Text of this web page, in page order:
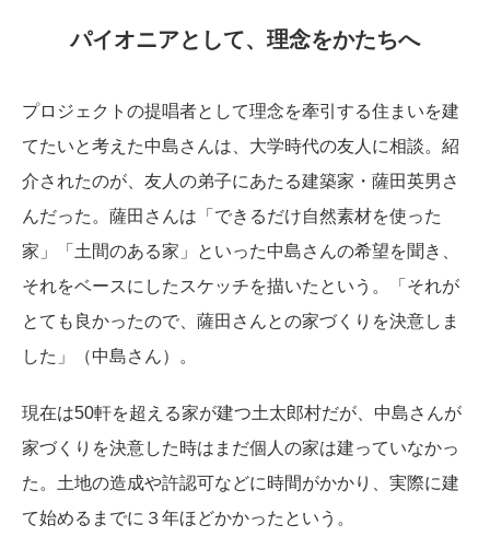
パイオニアとして、理念をかたちへ
プロジェクトの提唱者として理念を牽引する住まいを建
てたいと考えた中島さんは、大学時代の友人に相談。紹
介されたのが、友人の弟子にあたる建築家・薩田英男さ
んだった。薩田さんは「できるだけ自然素材を使った
家」「土間のある家」といった中島さんの希望を聞き、
それをベースにしたスケッチを描いたという。「それが
とても良かったので、薩田さんとの家づくりを決意しま
した」（中島さん）。
現在は50軒を超える家が建つ土太郎村だが、中島さんが
家づくりを決意した時はまだ個人の家は建っていなかっ
た。土地の造成や許認可などに時間がかかり、実際に建
て始めるまでに３年ほどかかったという。